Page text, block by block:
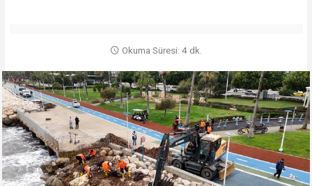
Okuma Süresi: 4 dk.